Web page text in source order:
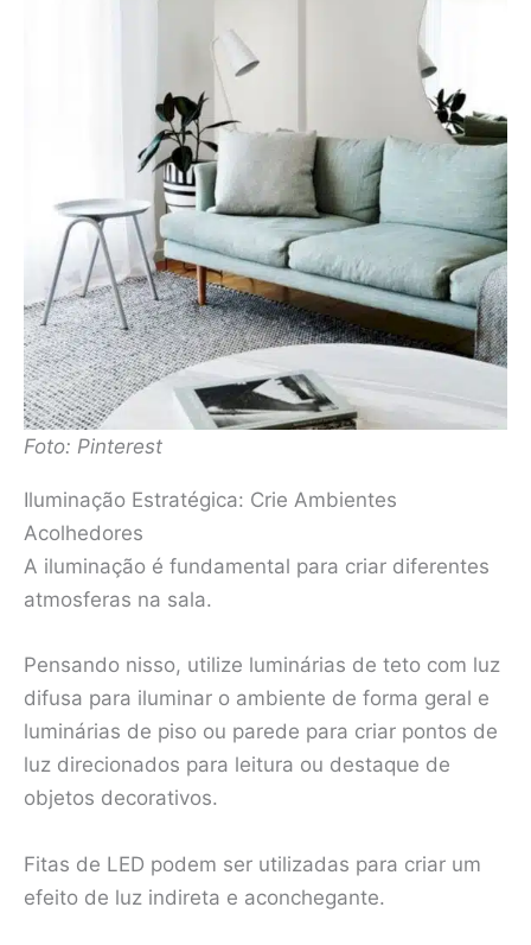
Foto: Pinterest
Iluminação Estratégica: Crie Ambientes
Acolhedores
A iluminação é fundamental para criar diferentes
atmosferas na sala.
Pensando nisso, utilize luminárias de teto com luz
difusa para iluminar o ambiente de forma geral e
luminárias de piso ou parede para criar pontos de
luz direcionados para leitura ou destaque de
objetos decorativos.
Fitas de LED podem ser utilizadas para criar um
efeito de luz indireta e aconchegante.